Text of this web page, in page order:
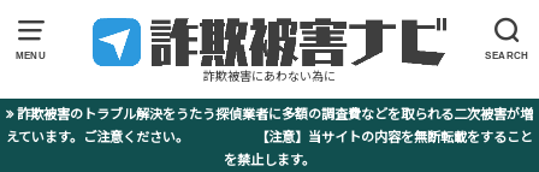
MENU SEARCH
詐欺被害にあわない為に
詐欺被害のトラブル解決をうたう探偵業者に多額の調査費などを取られる二次被害が増
えています。ご注意ください。 【注意】当サイトの内容を無断転載をすること
を禁止します。